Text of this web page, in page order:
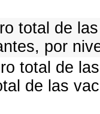
total de
por
total de
de las